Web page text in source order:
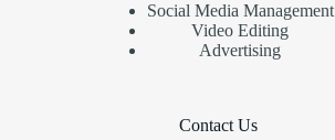
Social Media Management
Video Editing
Advertising
Contact Us